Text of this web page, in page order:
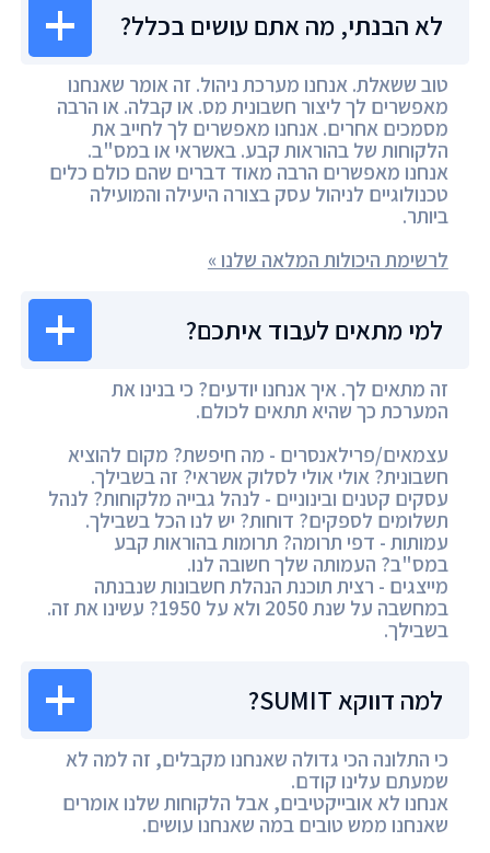
לא הבנתי, מה אתם עושים בכלל?
טוב ששאלת. אנחנו מערכת ניהול. זה אומר שאנחנו
מאפשרים לך ליצור חשבונית מס. או קבלה. או הרבה
מסמכים אחרים. אנחנו מאפשרים לך לחייב את
הלקוחות של בהוראות קבע. באשראי או במס"ב.
אנחנו מאפשרים הרבה מאוד דברים שהם כולם כלים
טכנולוגיים לניהול עסק בצורה היעילה והמועילה
ביותר.
לרשימת היכולות המלאה שלנו »
למי מתאים לעבוד איתכם?
זה מתאים לך. איך אנחנו יודעים? כי בנינו את
המערכת כך שהיא תתאים לכולם.
עצמאים/פרילאנסרים - מה חיפשת? מקום להוציא
חשבונית? אולי אולי לסלוק אשראי? זה בשבילך.
עסקים קטנים ובינוניים - לנהל גבייה מלקוחות? לנהל
תשלומים לספקים? דוחות? יש לנו הכל בשבילך.
עמותות - דפי תרומה? תרומות בהוראות קבע
במס"ב? העמותה שלך חשובה לנו.
מייצגים - רצית תוכנת הנהלת חשבונות שנבנתה
במחשבה על שנת 2050 ולא על 1950? עשינו את זה.
בשבילך.
למה דווקא SUMIT?
כי התלונה הכי גדולה שאנחנו מקבלים, זה למה לא
שמעתם עלינו קודם.
אנחנו לא אובייקטיבים, אבל הלקוחות שלנו אומרים
שאנחנו ממש טובים במה שאנחנו עושים.